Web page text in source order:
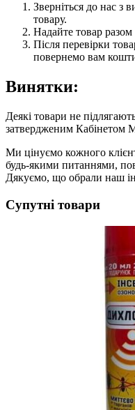
Зверніться до нас з
товару.
Надайте товар
Після перевірки
повернемо вам
Винятки:
Деякі товари не
затвердженим Кабінетом
Ми цінуємо кожного
будь-якими питаннями,
Дякуємо, що обрали наш
Супутні товари